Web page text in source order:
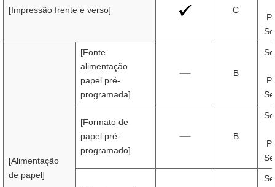
[Impressão frente e verso] C
[Alimentação
de papel]
[Fonte
alimentação
papel pré-
programada]
B
[Formato de
papel pré-
programado]
B